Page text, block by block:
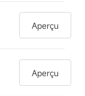
Aperçu
Aperçu